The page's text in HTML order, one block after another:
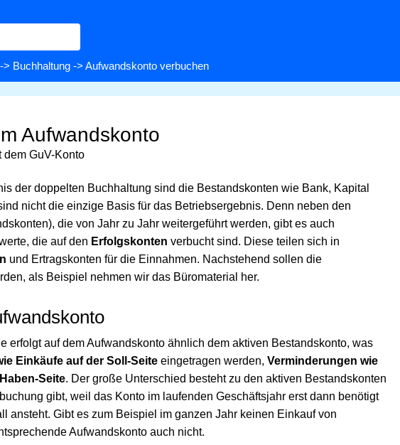
-> Buchhaltung -> Aufwandskonto verbuchen
Aufwandskonto
dem GuV-Konto
der doppelten Buchhaltung sind die Bestandskonten wie Bank, Kapital
nicht die einzige Basis für das Betriebsergebnis. Denn neben den
die von Jahr zu Jahr weitergeführt werden, gibt es auch
die auf den Erfolgskonten verbucht sind. Diese teilen sich in
und Ertragskonten für die Einnahmen. Nachstehend sollen die
als Beispiel nehmen wir das Büromaterial her.
erfolgt auf dem Aufwandskonto ähnlich dem aktiven Bestandskonto, was
Einkäufe auf der Soll-Seite eingetragen werden, Verminderungen wie
Seite. Der große Unterschied besteht zu den aktiven Bestandskonten
gibt, weil das Konto im laufenden Geschäftsjahr erst dann benötigt
ansteht. Gibt es zum Beispiel im ganzen Jahr keinen Einkauf von
Aufwandskonto auch nicht.